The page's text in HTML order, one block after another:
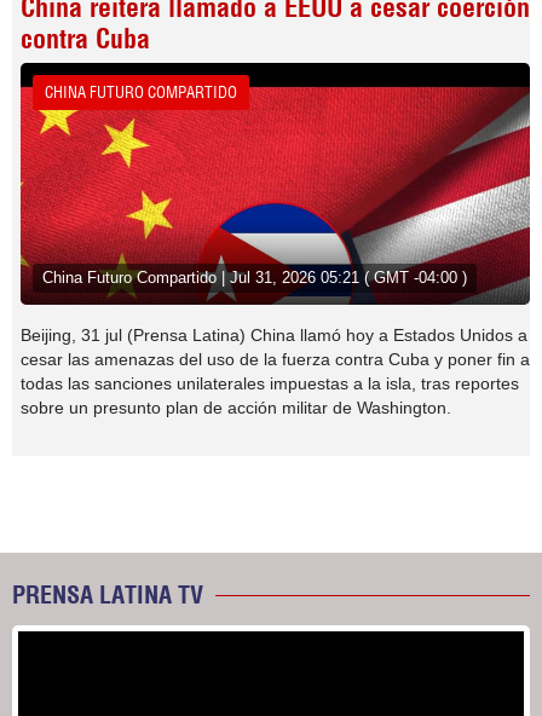
China reitera llamado a EEUU a cesar coerción
contra Cuba
CHINA FUTURO COMPARTIDO
China Futuro Compartido | Jul 31, 2026 05:21 ( GMT -04:00 )
Beijing, 31 jul (Prensa Latina) China llamó hoy a Estados Unidos a
cesar las amenazas del uso de la fuerza contra Cuba y poner fin a
todas las sanciones unilaterales impuestas a la isla, tras reportes
sobre un presunto plan de acción militar de Washington.
PRENSA LATINA TV